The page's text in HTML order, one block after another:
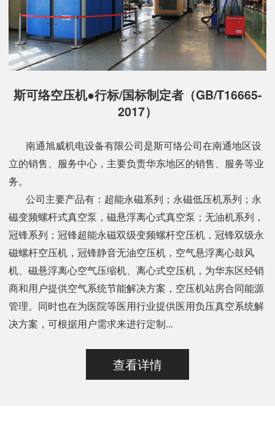
斯可络空压机●行标/国标制定者（GB/T16665-
2017）
南通旭威机电设备有限公司是斯可络公司在南通地区设
立的销售、服务中心，主要负责华东地区的销售、服务等业
务。
公司主要产品有：超能永磁系列；永磁低压机系列；永
磁变频螺杆式真空泵，磁悬浮离心式真空泵；无油机系列，
冠锋系列；冠锋超能永磁双级变频螺杆空压机，冠锋双级永
磁螺杆空压机，冠锋静音无油空压机，空气悬浮离心鼓风
机、磁悬浮离心空气压缩机、离心式空压机，为华东区经销
商和用户提供空气系统节能解决方案，空压机站房合同能源
管理。同时也在为医院等医用行业提供医用负压真空系统解
决方案，可根据用户需求来进行定制...
查看详情